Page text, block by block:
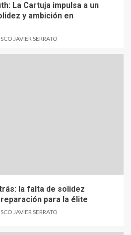
La Cartuja impulsa a un
y ambición en
JAVIER SERRATO
la falta de solidez
para la élite
JAVIER SERRATO